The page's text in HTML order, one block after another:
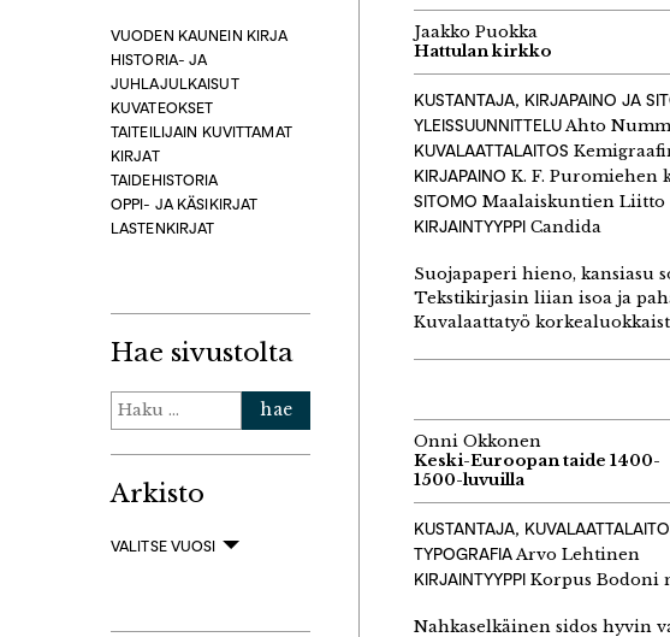
VUODEN KAUNEIN KIRJA
HISTORIA- JA
JUHLAJULKAISUT
KUVATEOKSET
TAITEILIJAIN KUVITTAMAT
KIRJAT
TAIDEHISTORIA
OPPI- JA KÄSIKIRJAT
LASTENKIRJAT
Hae sivustolta
Haku:
Arkisto
VALITSE VUOSI
Jaakko Puokka
Hattulan kirkko
KUSTANTAJA, KIRJAPAINO JA
YLEISSUUNNITTELUAhto
KUVALAATTALAITOS
KIRJAPAINO K. F. Puromiehen
SITOMO Maalaiskuntien Liitto
KIRJAINTYYPPI Candida
Suojapaperi hieno, kansiasu
Tekstikirjasin liian isoa ja
Kuvalaattatyö
Onni Okkonen
Keski-Euroopan taide 1400-
1500-luvuilla
KUSTANTAJA,
TYPOGRAFIAArvo Lehtinen
KIRJAINTYYPPI Korpus Bodoni
Nahkaselkäinen sidos hyvin